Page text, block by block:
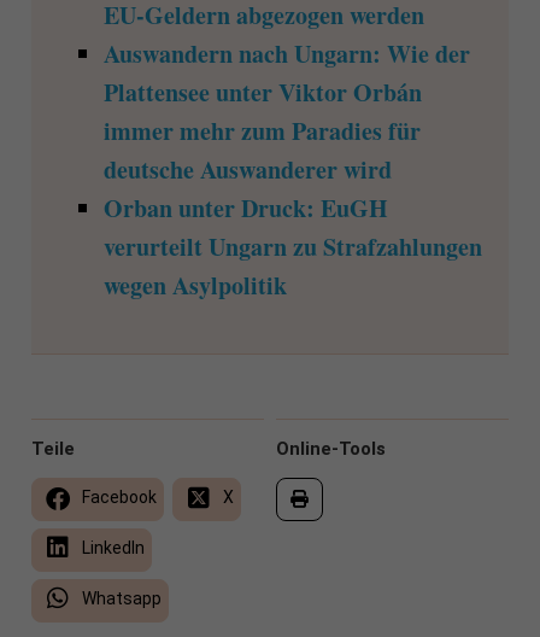
EU-Geldern abgezogen werden
Auswandern nach Ungarn: Wie der
Plattensee unter Viktor Orbán
immer mehr zum Paradies für
deutsche Auswanderer wird
Orban unter Druck: EuGH
verurteilt Ungarn zu Strafzahlungen
wegen Asylpolitik
Online-Tools
Teile
Facebook X
LinkedIn
Whatsapp